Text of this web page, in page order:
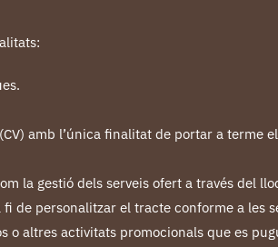
amb l’única finalitat de portar a terme
la gestió dels serveis ofert a través del
de personalitzar el tracte conforme a les
o altres activitats promocionals que es